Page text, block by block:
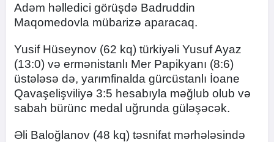
Adəm həlledici görüşdə Badruddin
Maqomedovla mübarizə aparacaq.
Yusif Hüseynov (62 kq) türkiyəli Yusuf Ayaz
(13:0) və ermənistanlı Mer Papikyanı (8:6)
üstələsə də, yarımfinalda gürcüstanlı İoane
Qavaşelişviliyə 3:5 hesabıyla məğlub olub və
sabah bürünc medal uğrunda güləşəcək.
Əli Baloğlanov (48 kq) təsnifat mərhələsində